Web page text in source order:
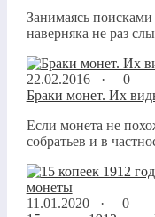
Занимаясь
наверняка не раз
22.02.2016 ·
0
Браки монет. Их
Если монета не
собратьев и в
11.01.2020 ·
0